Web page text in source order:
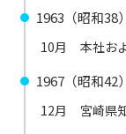
1963（昭和38
10月 本社お
1967（昭和42
12月 宮崎県